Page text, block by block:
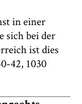
in einer
sich bei der
ist dies
42, 1030